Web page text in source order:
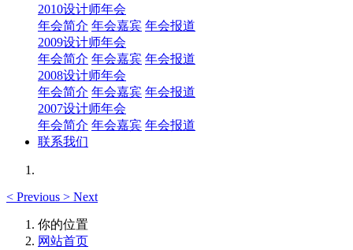
2010设计师年会
年会简介 年会嘉宾 年会报道
2009设计师年会
年会简介 年会嘉宾 年会报道
2008设计师年会
年会简介 年会嘉宾 年会报道
2007设计师年会
年会简介 年会嘉宾 年会报道
联系我们
< Previous > Next
你的位置
网站首页